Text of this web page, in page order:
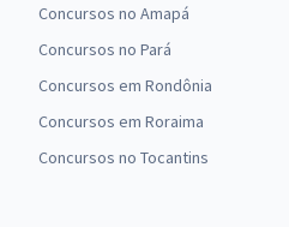
Concursos no Amapá
Concursos no Pará
Concursos em Rondônia
Concursos em Roraima
Concursos no Tocantins